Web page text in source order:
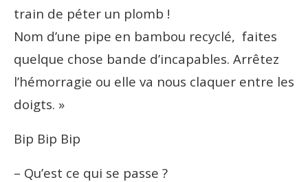
train de péter un plomb !
Nom d’une pipe en bambou recyclé, faites
quelque chose bande d’incapables. Arrêtez
l’hémorragie ou elle va nous claquer entre les
doigts. »
Bip Bip Bip
– Qu’est ce qui se passe ?